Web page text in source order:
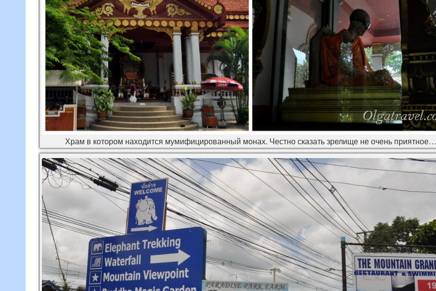
Храм в котором находится мумифицированный монах. Честно сказать зрелище не очень приятное…